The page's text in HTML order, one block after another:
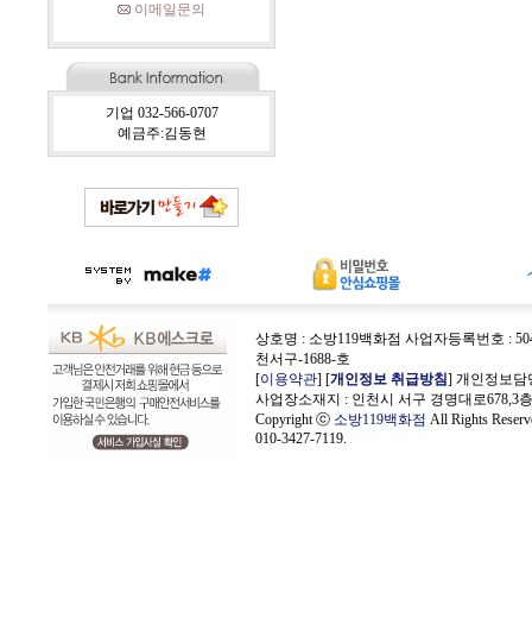
이메일문의
기업 032-566-0707
예금주:김동현
상호명 : 소방119백화점 사업자등록번호 :
천서구-1688-호
[이용약관] [개인정보 취급방침] 개인정보
사업장소재지 : 인천시 서구 경명대로678,3
Copyright ⓒ 소방119백화점 All Rights
010-3427-7119.